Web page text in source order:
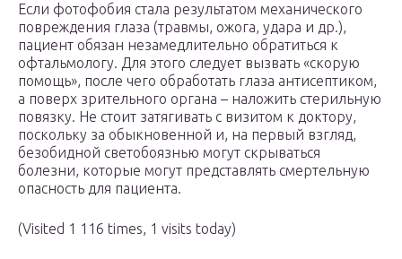
Если фотофобия стала результатом механического
повреждения глаза (травмы, ожога, удара и др.),
пациент обязан незамедлительно обратиться к
офтальмологу. Для этого следует вызвать «скорую
помощь», после чего обработать глаза антисептиком,
а поверх зрительного органа – наложить стерильную
повязку. Не стоит затягивать с визитом к доктору,
поскольку за обыкновенной и, на первый взгляд,
безобидной светобоязнью могут скрываться
болезни, которые могут представлять смертельную
опасность для пациента.
(Visited 1 116 times, 1 visits today)